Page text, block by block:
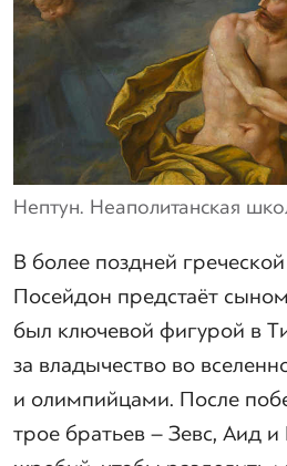
Нептун. Неаполитанская
В более поздней
Посейдон предстаёт
был ключевой фигурой в
за владычество во
и олимпийцами. После
трое братьев – Зевс, Аид